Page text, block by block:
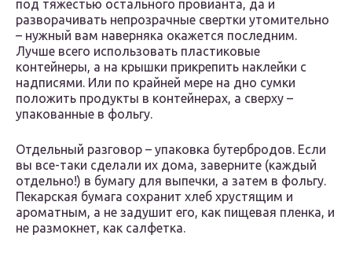
под тяжестью остального провианта, да и
разворачивать непрозрачные свертки утомительно
– нужный вам наверняка окажется последним.
Лучше всего использовать пластиковые
контейнеры, а на крышки прикрепить наклейки с
надписями. Или по крайней мере на дно сумки
положить продукты в контейнерах, а сверху –
упакованные в фольгу.
Отдельный разговор – упаковка бутербродов. Если
вы все-таки сделали их дома, заверните (каждый
отдельно!) в бумагу для выпечки, а затем в фольгу.
Пекарская бумага сохранит хлеб хрустящим и
ароматным, а не задушит его, как пищевая пленка, и
не размокнет, как салфетка.